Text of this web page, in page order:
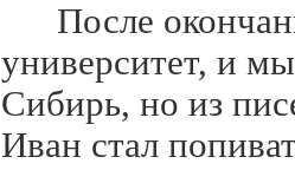
После
университет, и
Сибирь, но из
Иван стал